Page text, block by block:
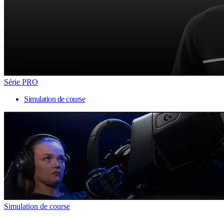
Série PRO
Simulation de course
Simulation de course